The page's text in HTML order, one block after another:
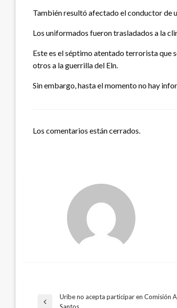
También resultó afectado el conductor de
Los uniformados fueron trasladados a la
Este es el séptimo atentado terrorista que
otros a la guerrilla del Eln.
Sin embargo, hasta el momento no hay
Los comentarios están cerrados.
Entrada
Uribe no acepta participar en Comisión
Santos